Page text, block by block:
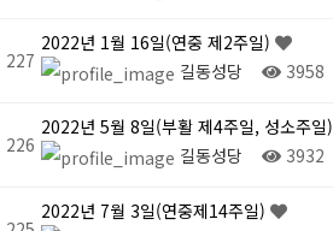
227
2022년 1월 16일(연중 제2주일)
길동성당
3958
226
2022년 5월 8일(부활 제4주일, 성소주일)
길동성당
3932
2022년 7월 3일(연중제14주일)